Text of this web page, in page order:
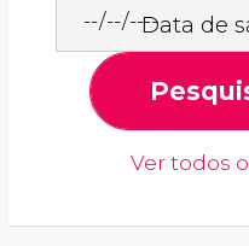
Data de
Ver todos